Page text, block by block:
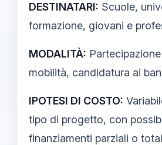
DESTINATARI: Scuole,
formazione, giovani e
MODALITÀ:
mobilità, candidatura ai
IPOTESI DI COSTO:
tipo di progetto, con
finanziamenti parziali o